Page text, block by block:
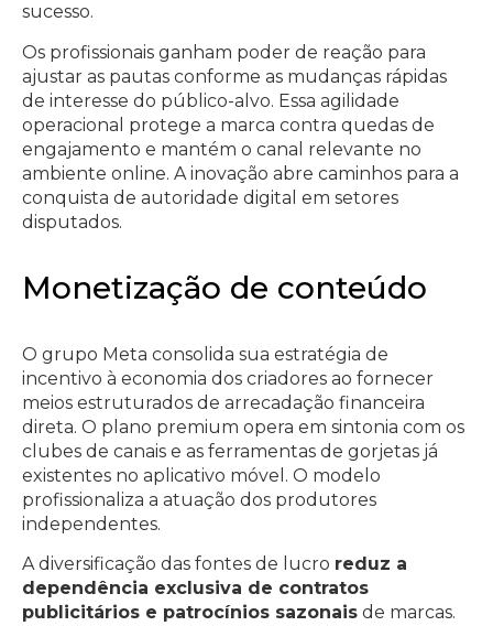
sucesso.
Os profissionais ganham poder de reação para
ajustar as pautas conforme as mudanças rápidas
de interesse do público-alvo. Essa agilidade
operacional protege a marca contra quedas de
engajamento e mantém o canal relevante no
ambiente online. A inovação abre caminhos para a
conquista de autoridade digital em setores
disputados.
Monetização de conteúdo
O grupo Meta consolida sua estratégia de
incentivo à economia dos criadores ao fornecer
meios estruturados de arrecadação financeira
direta. O plano premium opera em sintonia com os
clubes de canais e as ferramentas de gorjetas já
existentes no aplicativo móvel. O modelo
profissionaliza a atuação dos produtores
independentes.
A diversificação das fontes de lucro reduz a
dependência exclusiva de contratos
publicitários e patrocínios sazonais de marcas.